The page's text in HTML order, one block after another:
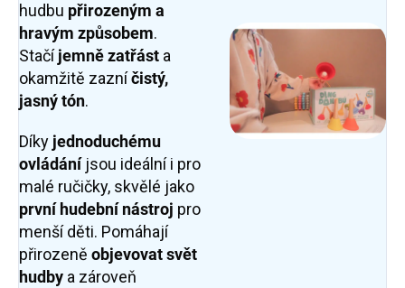
hudbu přirozeným a
hravým způsobem.
Stačíjemně zatřást a
okamžitě zazníčistý,
jasný tón.
Díky jednoduchému
ovládáníjsou ideální i pro
malé ručičky, skvělé jako
první hudební nástroj pro
menší děti. Pomáhají
přirozeně objevovat svět
hudby a zároveň